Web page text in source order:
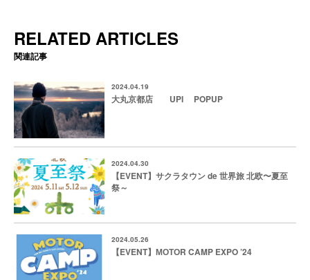
RELATED ARTICLES
関連記事
2024.04.19
大丸京都店 UPI POPUP
2024.04.30
【EVENT】サクラタウン de 世界旅 北欧〜夏至
祭～
2024.05.26
【EVENT】МОТОR CAMP EXPO ’24